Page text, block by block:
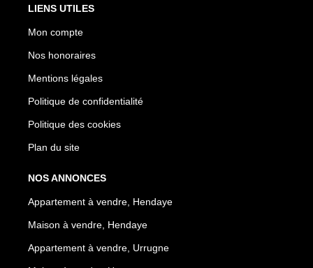
LIENS UTILES
Mon compte
Nos honoraires
Mentions légales
Politique de confidentialité
Politique des cookies
Plan du site
NOS ANNONCES
Appartement à vendre, Hendaye
Maison à vendre, Hendaye
Appartement à vendre, Urrugne